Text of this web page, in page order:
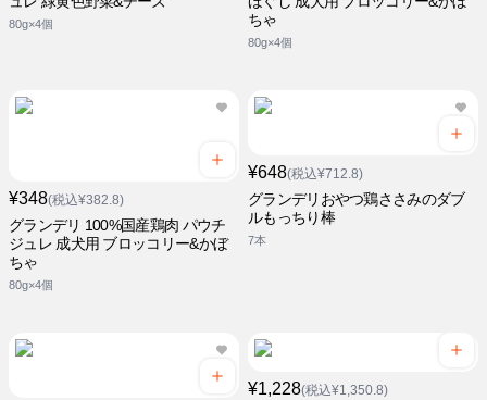
80g×4個
ちゃ
80g×4個
¥348(税込¥382.8)
グランデリ 100%国産鶏肉 パウチ
ジュレ 成犬用 ブロッコリー&かぼ
ちゃ
80g×4個
¥648(税込¥712.8)
グランデリおやつ鶏ささみのダブ
ルもっちり棒
7本
¥1,228(税込¥1,350.8)